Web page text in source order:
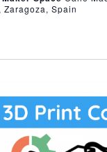
Zaragoza, Spain